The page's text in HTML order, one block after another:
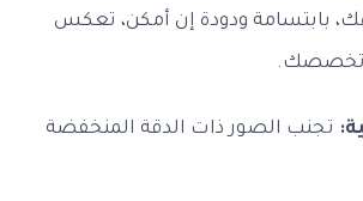
بابتسامة ودودة إن أمكن، تعكس
تخصصك.
تجنب الصور ذات الدقة المنخفضة